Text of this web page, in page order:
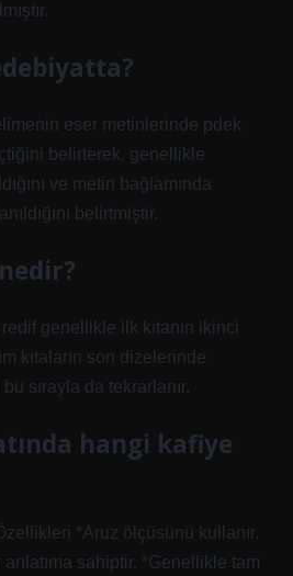
eser metinlerinde pdek
belirterek, genellikle
ve metin bağlamında
belirtmiştir.
genellikle ilk kıtanın ikinci
kıtaların son dizelerinde
sırayla da tekrarlanır.
hangi kafiye
*Aruz ölçüsünü kullanır.
sahiptir. *Genellikle tam